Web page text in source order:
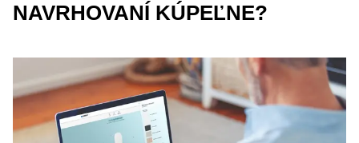
NAVRHOVANÍ KÚPEĽNE?